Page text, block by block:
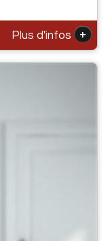
Plus d'infos +